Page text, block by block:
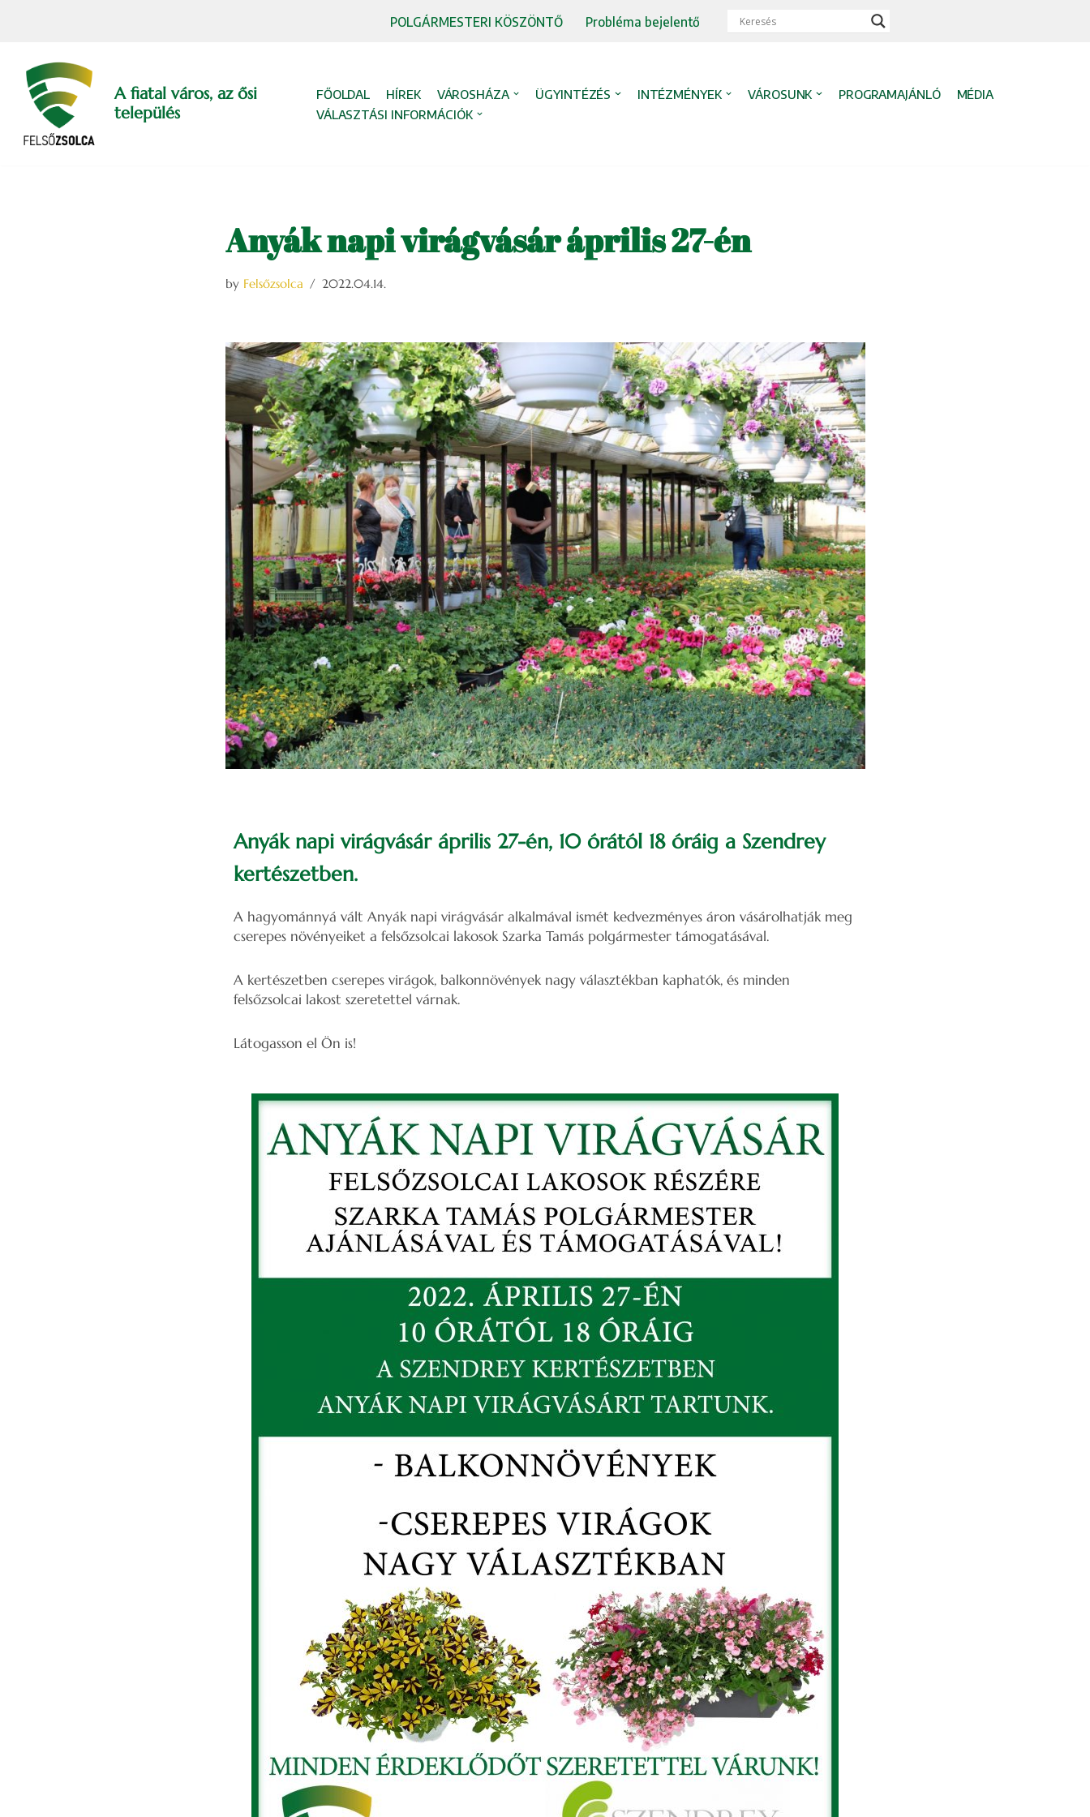
content
POLGÁRMESTERI KÖSZÖNTŐ Probléma bejelentő
A fiatal város, az ősi
település
FŐOLDAL HÍREK VÁROSHÁZA ÜGYINTÉZÉS INTÉZMÉNYEK VÁROSUNK PROGRAMAJÁNLÓ
MÉDIA
VÁLASZTÁSI INFORMÁCIÓK
Anyák napi virágvásár április 27-én
by Felsőzsolca 2022.04.14.
Anyák napi virágvásár április 27-én, 10 órától 18 óráig a Szendrey
kertészetben.
A hagyománnyá vált Anyák napi virágvásár alkalmával ismét kedvezményes áron vásárolhatják meg
cserepes növényeiket a felsőzsolcai lakosok Szarka Tamás polgármester támogatásával.
A kertészetben cserepes virágok, balkonnövények nagy választékban kaphatók, és minden
felsőzsolcai lakost szeretettel várnak.
Látogasson el Ön is!